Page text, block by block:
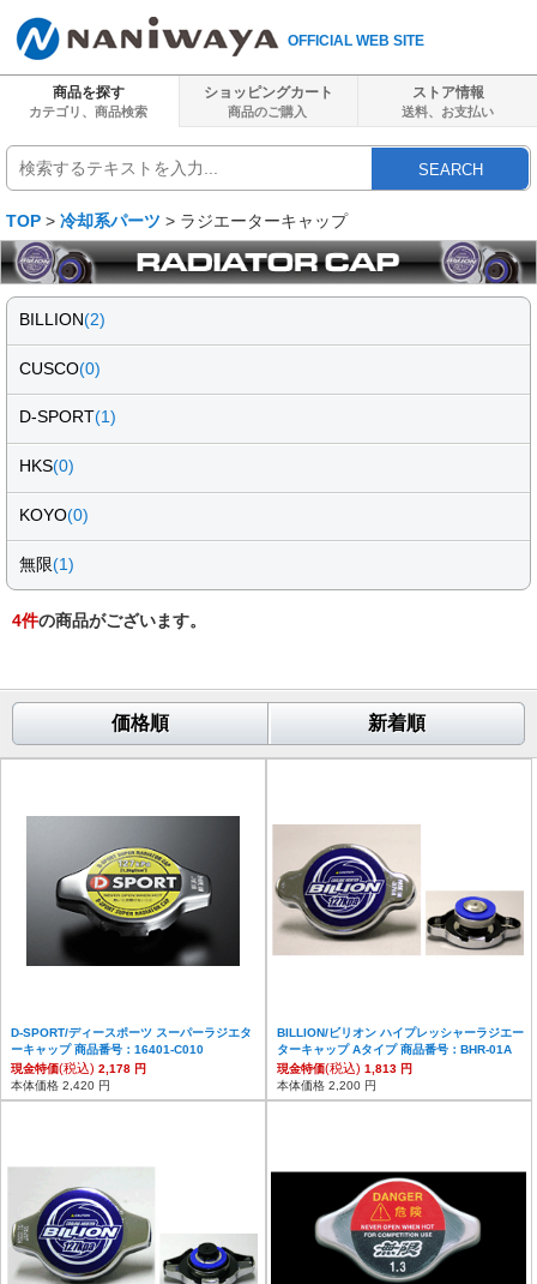
OFFICIAL WEB SITE
商品を探す
カテゴリ、商品検索
ショッピングカート
商品のご購入
ストア情報
送料、 お支払い
SEARCH
TOP > 冷却系パーツ > ラジエーターキャップ
BILLION(2)
CUSCO(0)
D-SPORT(1)
HKS(0)
KOYO(0)
無限(1)
4件の商品がございます。
価格順 新着順
D-SPORT/ディースポーツ スーパーラジエタ
ーキャップ 商品番号：16401-C010
現金特価(税込) 2,178 円
本体価格 2,420 円
BILLION/ビリオン ハイプレッシャーラジエー
ターキャップ Aタイプ 商品番号：BHR-01A
現金特価(税込) 1,813 円
本体価格 2,200 円